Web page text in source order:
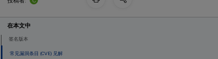
在本文中
签名版本
常见漏洞条目 (CVE) 见解